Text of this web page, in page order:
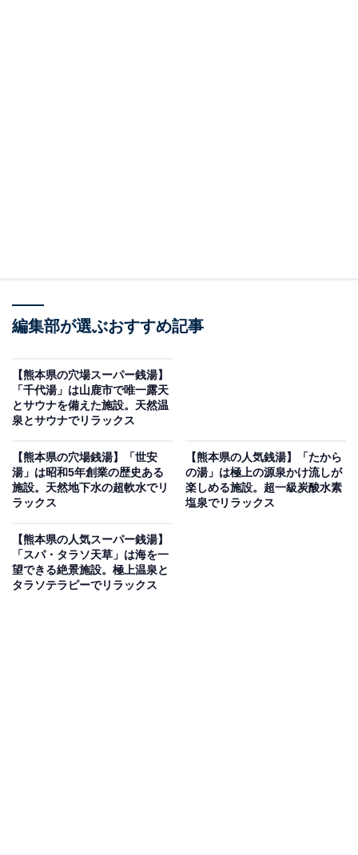
編集部が選ぶおすすめ記事
【熊本県の穴場スーパー銭湯】
「千代湯」は山鹿市で唯一露天
とサウナを備えた施設。天然温
泉とサウナでリラックス
【熊本県の穴場銭湯】「世安
湯」は昭和5年創業の歴史ある
施設。天然地下水の超軟水でリ
ラックス
【熊本県の人気銭湯】「たから
の湯」は極上の源泉かけ流しが
楽しめる施設。超一級炭酸水素
塩泉でリラックス
【熊本県の人気スーパー銭湯】
「スパ・タラソ天草」は海を一
望できる絶景施設。極上温泉と
タラソテラピーでリラックス